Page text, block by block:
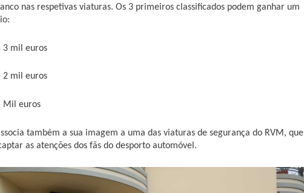
nas respetivas viaturas. Os 3 primeiros classificados podem ganhar um
3 mil euros
2 mil euros
Mil euros
também a sua imagem a uma das viaturas de segurança do RVM, que
as atenções dos fãs do desporto automóvel.